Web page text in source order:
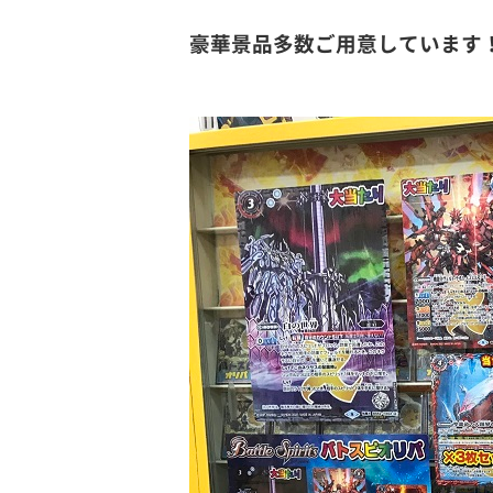
豪華景品多数ご用意しています